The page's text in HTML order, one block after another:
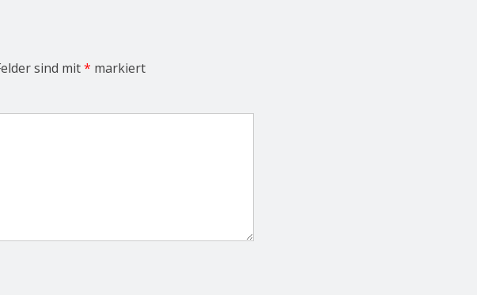
sind mit* markiert